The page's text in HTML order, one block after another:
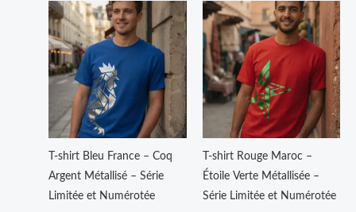
ancien
T-shirt Bleu France – Coq
Argent Métallisé – Série
Limitée et Numérotée
Plage
de
prix :
49,90 €
69,90 €
Ce
produit
plusieurs
variations.
Les
options
T-shirt Rouge Maroc –
Étoile Verte Métallisée –
Série Limitée et Numérotée
Plage
de
prix :
49,90 €
à
69,90 €
Ce
produit
a
plusieurs
variations.
Les
options